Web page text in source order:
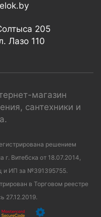
205
Лазо 110
магазин
сантехники и
решением
Витебска от 18.07.2014,
и ИП за №391395755.
в Торговом реестре
27.12.2019.